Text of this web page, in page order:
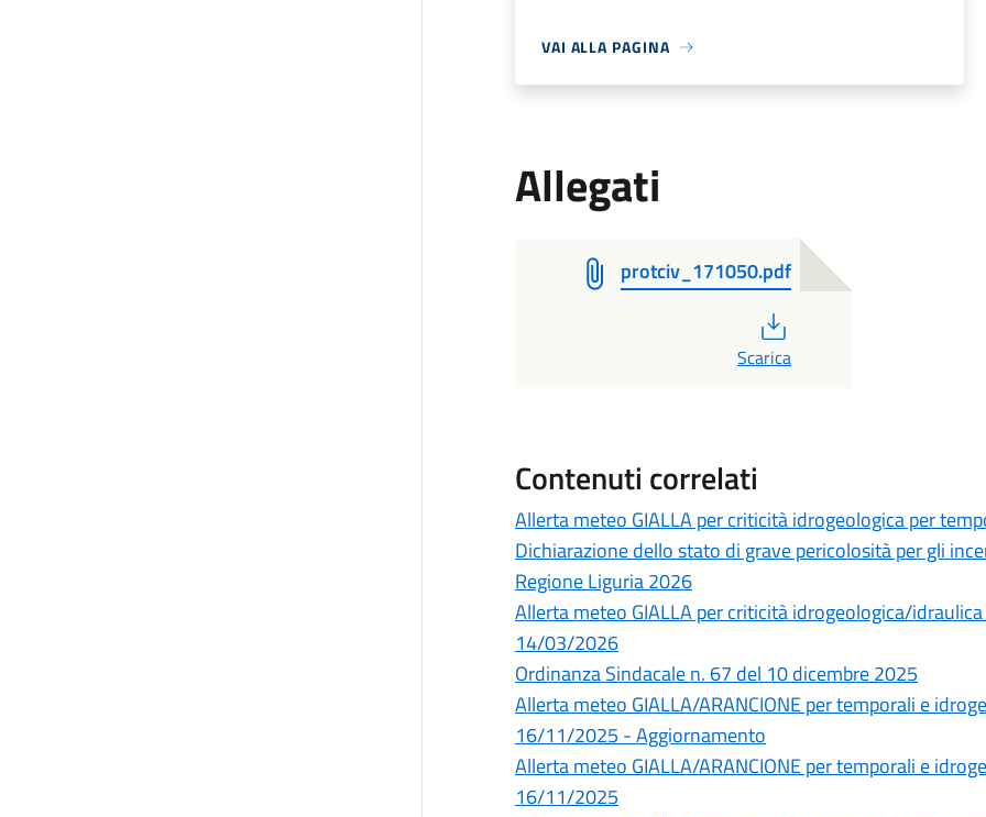
VAI ALLA PAGINA
Allegati
protciv_171050.pdf
Scarica
Contenuti correlati
Allerta meteo GIALLA per criticità idrogeologica per
Dichiarazione dello stato di grave pericolosità per gli
Regione Liguria 2026
Allerta meteo GIALLA per criticità idrogeologica/
14/03/2026
Ordinanza Sindacale n. 67 del 10 dicembre 2025
Allerta meteo GIALLA/ARANCIONE per temporali e
16/11/2025 - Aggiornamento
Allerta meteo GIALLA/ARANCIONE per temporali e
16/11/2025